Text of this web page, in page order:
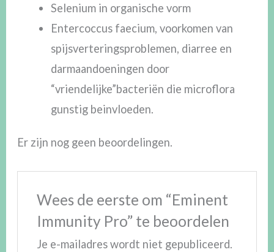
Selenium in organische vorm
Entercoccus faecium, voorkomen van
spijsverteringsproblemen, diarree en
darmaandoeningen door
“vriendelijke”bacteriën die microflora
gunstig beinvloeden.
Er zijn nog geen beoordelingen.
Wees de eerste om “Eminent
Immunity Pro” te beoordelen
Je e-mailadres wordt niet gepubliceerd.